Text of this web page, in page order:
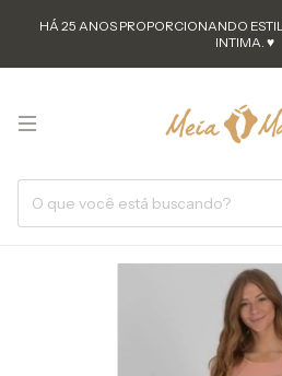
HÁ 25 ANOS PROPORCIONANDO
INTIMA. ♥